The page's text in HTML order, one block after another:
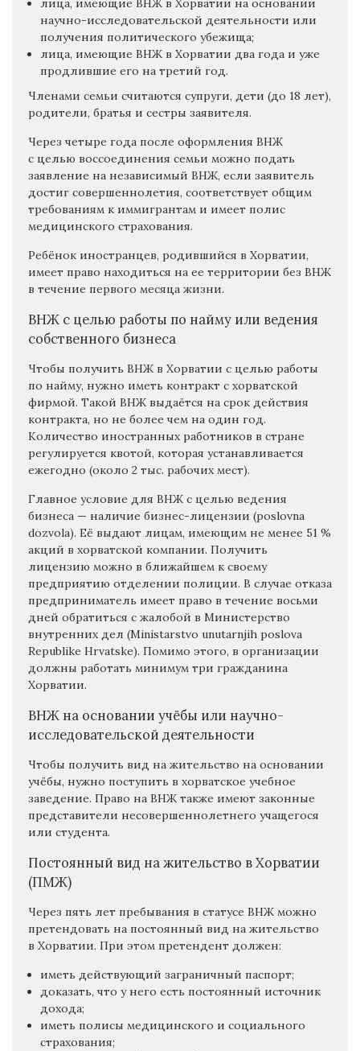
лица, имеющие ВНЖ в Хорватии на основании
научно-исследовательской деятельности или
получения политического убежища;
лица, имеющие ВНЖ в Хорватии два года и уже
продлившие его на третий год.
Членами семьи считаются супруги, дети (до 18 лет),
родители, братья и сестры заявителя.
Через четыре года после оформления ВНЖ
с целью воссоединения семьи можно подать
заявление на независимый ВНЖ, если заявитель
достиг совершеннолетия, соответствует общим
требованиям к иммигрантам и имеет полис
медицинского страхования.
Ребёнок иностранцев, родившийся в Хорватии,
имеет право находиться на ее территории без ВНЖ
в течение первого месяца жизни.
ВНЖ с целью работы по найму или ведения
собственного бизнеса
Чтобы получить ВНЖ в Хорватии с целью работы
по найму, нужно иметь контракт с хорватской
фирмой. Такой ВНЖ выдаётся на срок действия
контракта, но не более чем на один год.
Количество иностранных работников в стране
регулируется квотой, которая устанавливается
ежегодно (около 2 тыс. рабочих мест).
Главное условие для ВНЖ с целью ведения
бизнеса — наличие бизнес-лицензии (poslovna
dozvola). Её выдают лицам, имеющим не менее 51 %
акций в хорватской компании. Получить
лицензию можно в ближайшем к своему
предприятию отделении полиции. В случае отказа
предприниматель имеет право в течение восьми
дней обратиться с жалобой в Министерство
внутренних дел (Ministarstvo unutarnjih poslova
Republike Hrvatske). Помимо этого, в организации
должны работать минимум три гражданина
Хорватии.
ВНЖ на основании учёбы или научно-
исследовательской деятельности
Чтобы получить вид на жительство на основании
учёбы, нужно поступить в хорватское учебное
заведение. Право на ВНЖ также имеют законные
представители несовершеннолетнего учащегося
или студента.
Постоянный вид на жительство в Хорватии
(ПМЖ)
Через пять лет пребывания в статусе ВНЖ можно
претендовать на постоянный вид на жительство
в Хорватии. При этом претендент должен:
иметь действующий заграничный паспорт;
доказать, что у него есть постоянный источник
дохода;
иметь полисы медицинского и социального
страхования;